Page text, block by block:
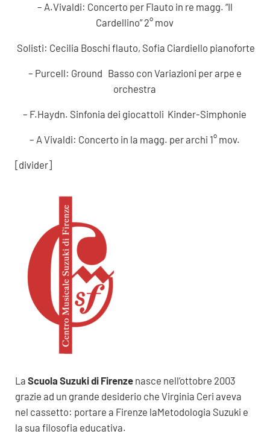
– A.Vivaldi: Concerto per Flauto in re magg. “Il
Cardellino” 2° mov
Solisti: Cecilia Boschi flauto, Sofia Ciardiello pianoforte
– Purcell: Ground Basso con Variazioni per arpe e
orchestra
– F.Haydn. Sinfonia dei giocattoli Kinder-Simphonie
– A Vivaldi: Concerto in la magg. per archi 1° mov.
[divider]
La Scuola Suzuki di Firenzenasce nell’ottobre 2003
grazie ad un grande desiderio che Virginia Ceri aveva
nel cassetto: portare a Firenze laMetodologia Suzuki e
la sua filosofia educativa.